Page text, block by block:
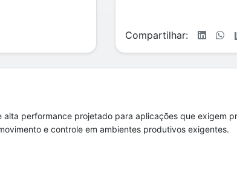
Compartilhar:
alta performance projetado para aplicações que exigem
e controle em ambientes produtivos exigentes.